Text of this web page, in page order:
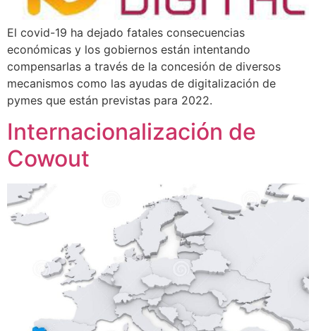
El covid-19 ha dejado fatales consecuencias
económicas y los gobiernos están intentando
compensarlas a través de la concesión de diversos
mecanismos como las ayudas de digitalización de
pymes que están previstas para 2022.
Internacionalización de
Cowout